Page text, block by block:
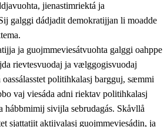
åvddånahttema ja ávddama hárráj
ja åvddånibme
hárráj
jienastimriektá ja
galggi dádjadit demokratijjan li moadde
ja guojmmeviesátvuohta galggi oahppe
rievtesvuodaj ja vælggogisvuodaj
politihkalasj bargguj, sæmmi
vaj viesáda adni riektav politihkalasj
hábbmimij sivijla sebrudagás. Skåvllå
sjattatjit aktijvalasj guojmmeviesádin, ja